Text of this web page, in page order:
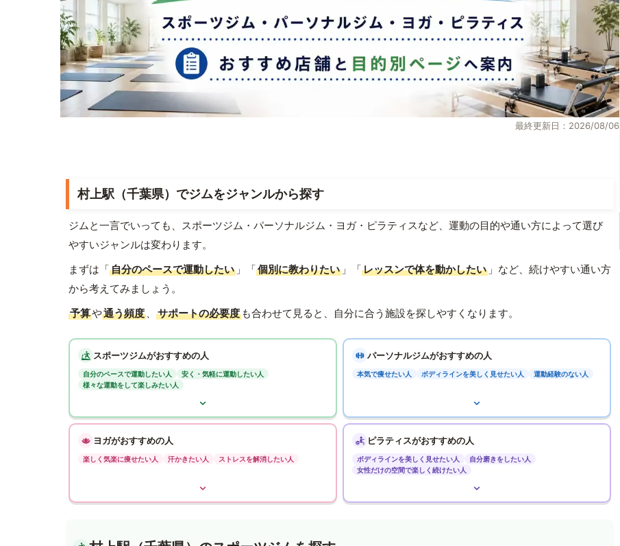
最終更新日：2026/08/06
村上駅（千葉県）でジムをジャンルから探す
ジムと一言でいっても、スポーツジム・パーソナルジム・ヨガ・ピラティスなど、運動の目的や通い方によって選び
やすいジャンルは変わります。
まずは「自分のペースで運動したい 」「個別に教わりたい 」「レッスンで体を動かしたい 」など、続けやすい通い方
から考えてみましょう。
予算や通う頻度 、 サポートの必要度 も合わせて見ると、自分に合う施設を探しやすくなります。
スポーツジムがおすすめの人
自分のペースで運動したい人
安く・気軽に運動したい人
様々な運動をして楽しみたい人
パーソナルジムがおすすめの人
本気で痩せたい人 ボディラインを美しく見せたい人 運動経験のない人
ヨガがおすすめの人
楽しく気楽に痩せたい人 汗かきたい人 ストレスを解消したい人
ピラティスがおすすめの人
ボディラインを美しく見せたい人
自分磨きをしたい人
女性だけの空間で楽しく続けたい人